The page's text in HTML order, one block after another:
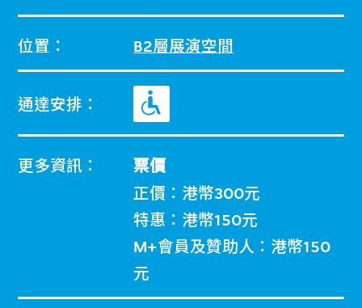
位置： B2層展演空間
通達安排：
更多資訊： 票價
正價：港幣300元
特惠：港幣150元
M+會員及贊助人：港幣150
元